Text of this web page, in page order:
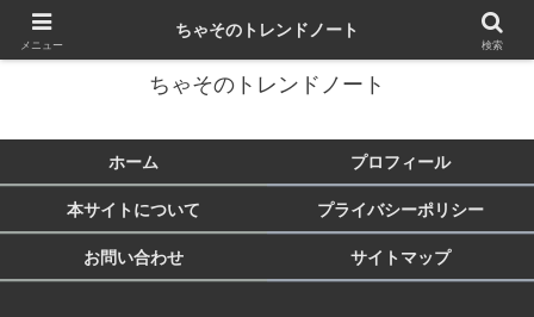
トレンド・芸能・旅行など気になることをまとめます♪
ちゃそのトレンドノート
ホーム プロフィール
本サイトについて プライバシーポリシー
お問い合わせ サイトマップ
メニュー
ちゃそのトレンドノート
検索